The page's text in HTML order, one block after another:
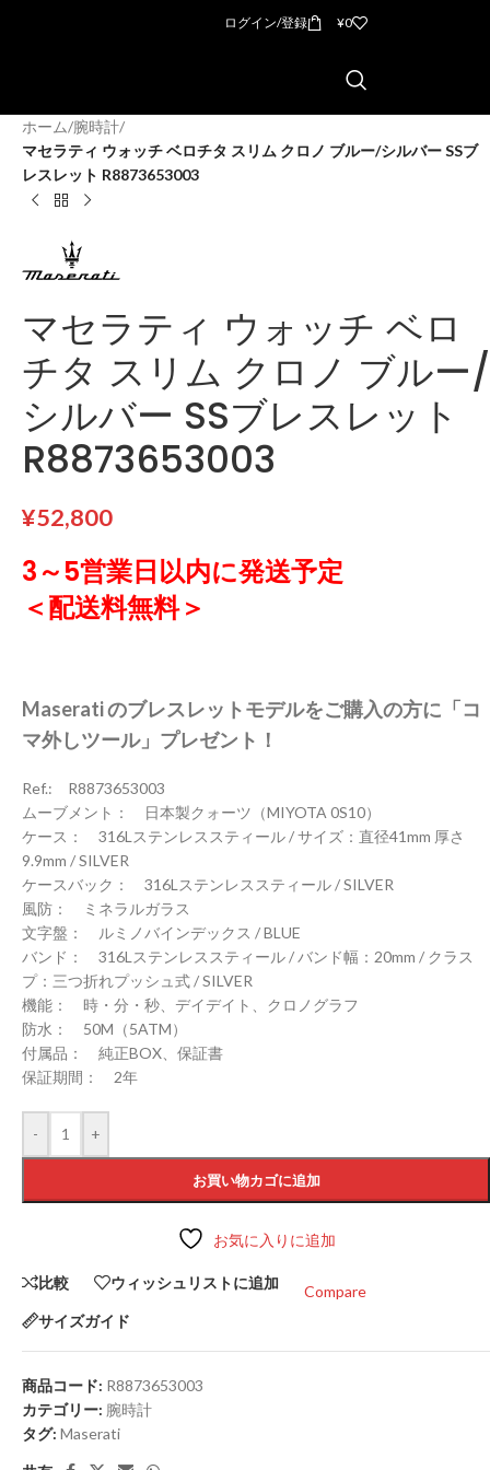
ログイン/登録 ¥0
ホーム/腕時計/
マセラティ ウォッチ ベロチタ スリム クロノ ブルー/シルバー SSブ
レスレット R8873653003
マセラティ ウォッチ ベロ
チタ スリム クロノ ブルー/
シルバー SSブレスレット
R8873653003
¥52,800
3～5営業日以内に発送予定
＜配送料無料＞
Maserati のブレスレットモデルをご購入の方に「コ
マ外しツール」プレゼント！
Ref.: R8873653003
ムーブメント： 日本製クォーツ（MIYOTA 0S10）
ケース： 316Lステンレススティール / サイズ：直径41mm 厚さ
9.9mm / SILVER
ケースバック： 316Lステンレススティール / SILVER
風防： ミネラルガラス
文字盤： ルミノバインデックス / BLUE
バンド： 316Lステンレススティール / バンド幅：20mm / クラス
プ：三つ折れプッシュ式 / SILVER
機能： 時・分・秒、デイデイト、クロノグラフ
防水： 50M（5ATM）
付属品： 純正BOX、保証書
保証期間： 2年
- +
お買い物カゴに追加
お気に入りに追加
比較 ウィッシュリストに追加
Compare
サイズガイド
商品コード: R8873653003
カテゴリー: 腕時計
タグ: Maserati